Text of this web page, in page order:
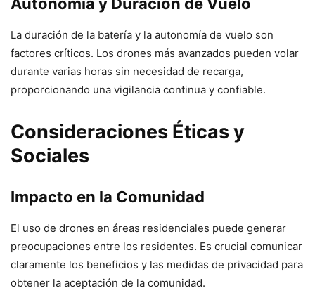
La duración de la batería y la autonomía de vuelo son
factores críticos. Los drones más avanzados pueden volar
durante varias horas sin necesidad de recarga,
proporcionando una vigilancia continua y confiable.
Consideraciones Éticas y
Sociales
Impacto en la Comunidad
El uso de drones en áreas residenciales puede generar
preocupaciones entre los residentes. Es crucial comunicar
claramente los beneficios y las medidas de privacidad para
obtener la aceptación de la comunidad.